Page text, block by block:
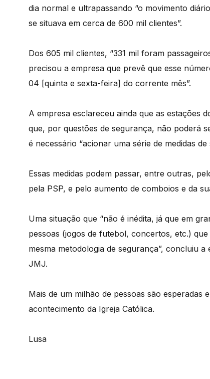
dia normal e ultrapassando “o movimento
se situava em cerca de 600 mil clientes”.
Dos 605 mil clientes, “331 mil foram
precisou a empresa que prevê que esse
04 [quinta e sexta-feira] do corrente mês”.
A empresa esclareceu ainda que as estações
que, por questões de segurança, não poderá
é necessário “acionar uma série de medidas
Essas medidas podem passar, entre outras,
pela PSP, e pelo aumento de comboios e da
Uma situação que “não é inédita, já que em
pessoas (jogos de futebol, concertos, etc.)
mesma metodologia de segurança”, concluiu
JMJ.
Mais de um milhão de pessoas são
acontecimento da Igreja Católica.
Lusa